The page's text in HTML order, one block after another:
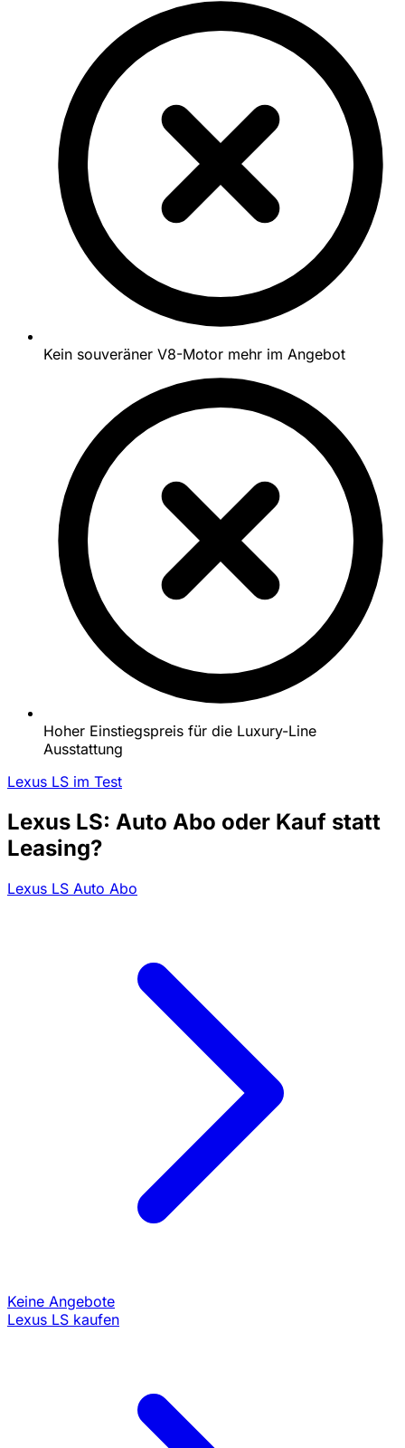
Kein souveräner V8-Motor mehr im Angebot
Hoher Einstiegspreis für die Luxury-Line
Ausstattung
Lexus LS im Test
Lexus LS: Auto Abo oder Kauf statt
Leasing?
Lexus LS Auto Abo
Keine Angebote
Lexus LS kaufen